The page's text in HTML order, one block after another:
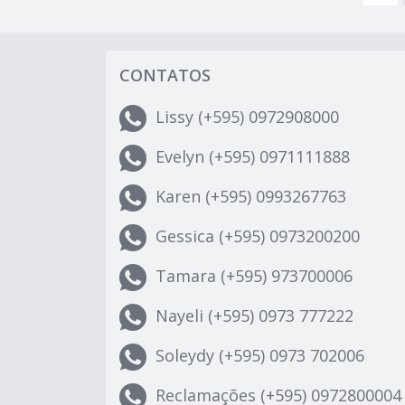
CONTATOS
Lissy (+595) 0972908000
Evelyn (+595) 0971111888
Karen (+595) 0993267763
Gessica (+595) 0973200200
Tamara (+595) 973700006
Nayeli (+595) 0973 777222
Soleydy (+595) 0973 702006
Reclamações (+595) 0972800004